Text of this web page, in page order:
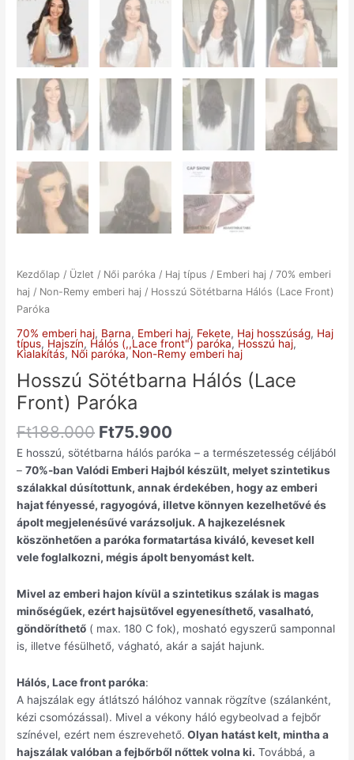
Kezdőlap / Üzlet / Női paróka / Haj típus / Emberi haj /70% emberi
haj / Non-Remy emberi haj / Hosszú Sötétbarna Hálós (Lace Front)
Paróka
70% emberi haj, Barna, Emberi haj, Fekete, Haj hosszúság, Haj
típus, Hajszín, Hálós (,,Lace front") paróka, Hosszú haj,
Kialakítás, Női paróka,Non-Remy emberi haj
Hosszú Sötétbarna Hálós (Lace
Front) Paróka
Ft188.000 Ft75.900
E hosszú, sötétbarna hálós paróka – a természetesség céljából
–70%-ban Valódi Emberi Hajból készült, melyet szintetikus
szálakkal dúsítottunk, annak érdekében, hogy az emberi
hajat fényessé, ragyogóvá, illetve könnyen kezelhetővé és
ápolt megjelenésűvé varázsoljuk. A hajkezelésnek
köszönhetően a paróka formatartása kiváló, keveset kell
vele foglalkozni, mégis ápolt benyomást kelt.
Mivel az emberi hajon kívül a szintetikus szálak is magas
minőségűek, ezért hajsütővel egyenesíthető, vasalható,
göndöríthető ( max. 180 C fok), mosható egyszerű samponnal
is, illetve fésülhető, vágható, akár a saját hajunk.
Hálós, Lace front paróka:
A hajszálak egy átlátszó hálóhoz vannak rögzítve (szálanként,
kézi csomózással). Mivel a vékony háló egybeolvad a fejbőr
színével, ezért nem észrevehető. Olyan hatást kelt, mintha a
hajszálak valóban a fejbőrből nőttek volna ki. Továbbá, a